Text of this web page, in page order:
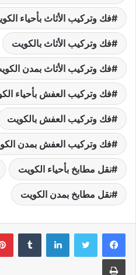
فك وتركيب الأثاث بأحياء
فك وتركيب الأثاث بالكويت
فك وتركيب الأثاث بمدن
فك وتركيب العفش بأحياء
فك وتركيب العفش بالكويت
فك وتركيب العفش بمدن
نقل مطابخ بأحياء الكويت
نقل مطابخ بمدن الكويت
لينكدإن
طباعة